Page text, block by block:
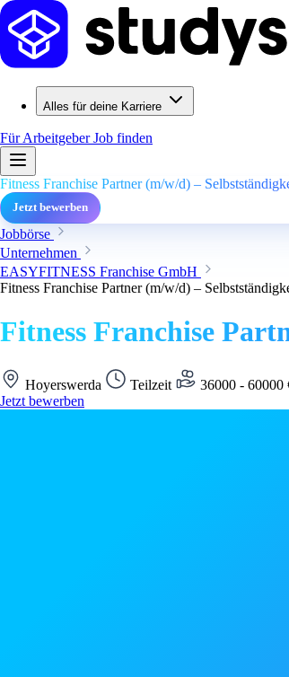
Alles für deine Karriere
Für ArbeitgeberJob finden
Fitness Franchise Partner (m/w/d) –
Jetzt bewerben
Jobbörse
Unternehmen
EASYFITNESS Franchise GmbH
Fitness Franchise Partner (m/w/d) –
Fitness Franchise
Hoyerswerda Teilzeit 36000 - 60000
Jetzt bewerben